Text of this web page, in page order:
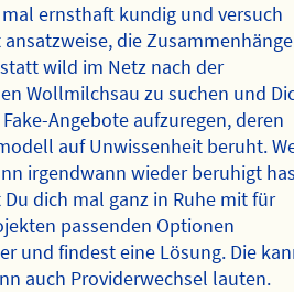
mal ernsthaft kundig und versuch
die
wild im Netz nach der
Wollmilchsau zu suchen und
Angebote aufzuregen, deren
auf Unwissenheit beruht.
irgendwann wieder beruhigt
dich mal ganz in Ruhe mit für
passenden Optionen
und findest eine Lösung. Die
auch Providerwechsel lauten.